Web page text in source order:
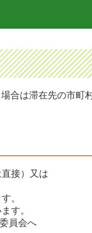
合は滞在先の市町
接）又は
。
す。
員会へ